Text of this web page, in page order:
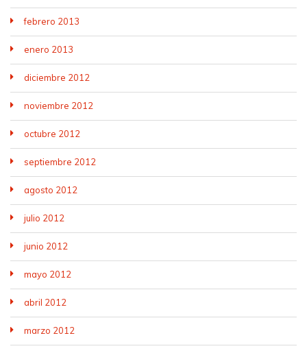
febrero 2013
enero 2013
diciembre 2012
noviembre 2012
octubre 2012
septiembre 2012
agosto 2012
julio 2012
junio 2012
mayo 2012
abril 2012
marzo 2012